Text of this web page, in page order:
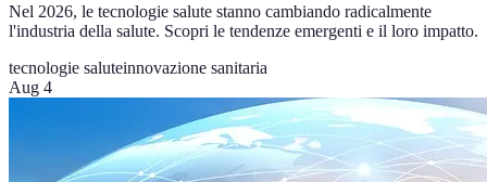
Nel 2026, le tecnologie salute stanno cambiando radicalmente
l'industria della salute. Scopri le tendenze emergenti e il loro impatto.
tecnologie saluteinnovazione sanitaria
Aug 4